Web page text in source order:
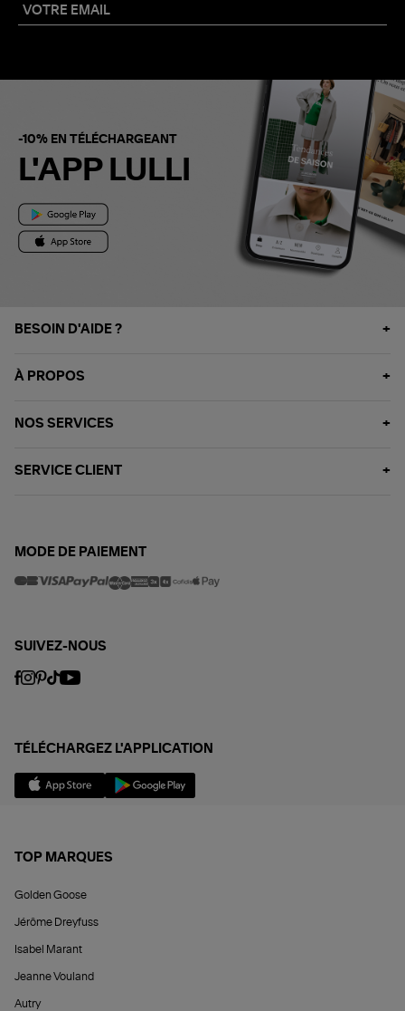
-10% EN TÉLÉCHARGEANT
L'APP LULLI
BESOIN D'AIDE ?
À PROPOS
NOS SERVICES
SERVICE CLIENT
MODE DE PAIEMENT
SUIVEZ-NOUS
TÉLÉCHARGEZ L'APPLICATION
TOP MARQUES
Golden Goose
Jérôme Dreyfuss
Isabel Marant
Jeanne Vouland
Autry